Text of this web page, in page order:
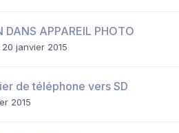
DANS APPAREIL PHOTO
20 janvier 2015
de téléphone vers SD
2015